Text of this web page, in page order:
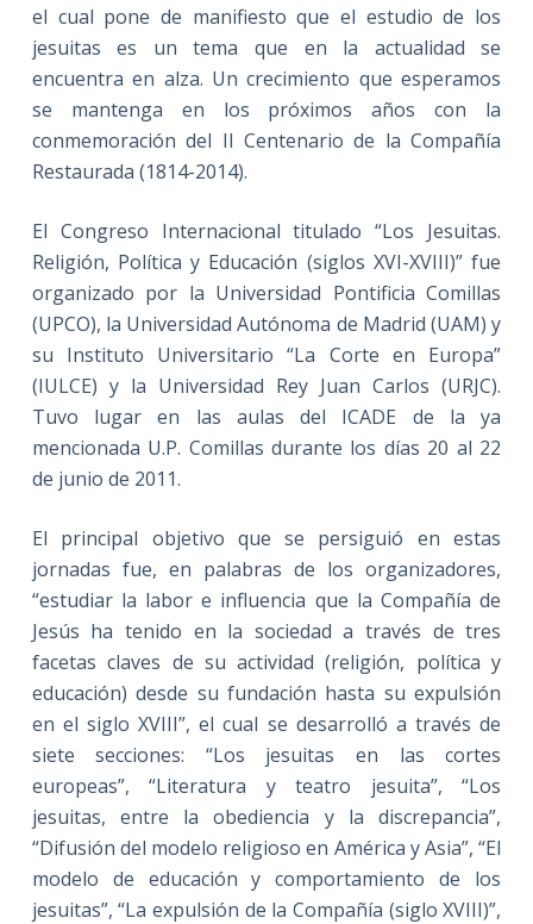
el cual pone de manifiesto que el estudio de los
jesuitas es un tema que en la actualidad se
encuentra en alza. Un crecimiento que esperamos
se mantenga en los próximos años con la
conmemoración del II Centenario de la Compañía
Restaurada (1814-2014).
El Congreso Internacional titulado “Los Jesuitas.
Religión, Política y Educación (siglos XVI-XVIII)” fue
organizado por la Universidad Pontificia Comillas
(UPCO), la Universidad Autónoma de Madrid (UAM) y
su Instituto Universitario “La Corte en Europa”
(IULCE) y la Universidad Rey Juan Carlos (URJC).
Tuvo lugar en las aulas del ICADE de la ya
mencionada U.P. Comillas durante los días 20 al 22
de junio de 2011.
El principal objetivo que se persiguió en estas
jornadas fue, en palabras de los organizadores,
“estudiar la labor e influencia que la Compañía de
Jesús ha tenido en la sociedad a través de tres
facetas claves de su actividad (religión, política y
educación) desde su fundación hasta su expulsión
en el siglo XVIII”, el cual se desarrolló a través de
siete secciones: “Los jesuitas en las cortes
europeas”, “Literatura y teatro jesuita”, “Los
jesuitas, entre la obediencia y la discrepancia”,
“Difusión del modelo religioso en América y Asia”, “El
modelo de educación y comportamiento de los
jesuitas”, “La expulsión de la Compañía (siglo XVIII)”,